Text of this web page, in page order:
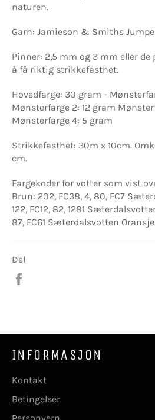
naturen.
Garn: Jamieson & Smiths
Pinner: 2,5 mm og 3 mm eller
å få riktig strikkefasthet.
Hovedfarge: 30 gram -
Mønsterfarge 2: 12 gram
Mønsterfarge 4: 5 gram
Strikkefasthet: 30m x 10cm.
cm.
Fargekoder for votter som vist
Brun: 202, FC38, 4, 80, FC7
122, FC12, 82, 1281
87, FC61 Sæterdalsvotten Oransje:
Del
INFORMASJON
Kontakt
Betingelser